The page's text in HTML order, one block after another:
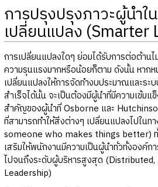
การปรุงปรุงภาวะผู้นำใ
เปลี่ยนแปลง (Smarter
การเปลี่ยนแปลงใดๆ ย่อมได้รับการต่อต้าน
ความรุนแรงมากหรือน้อยก็ตาม ดังนั้น หาก
เปลี่ยนแปลงให้การจัดทำงบประมาณและระ
สำเร็จได้นั้น จะเป็นต้องมีผู้นำที่มีความเข้ม
สำคัญของผู้นำที่ Osborne และ
ที่สามารถทำให้สิ่งต่างๆ เปลี่ยนแปลงไปในท
someone who makes things better)
เสริมให้พนักงานมีความเป็นผู้นำทั่วทั้งองค์
ไปจนถึงระดับผู้บริหารสูงสุด
Leadership)